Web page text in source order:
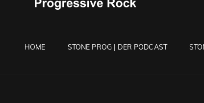
HOME STONE PROG | DER PODCAST